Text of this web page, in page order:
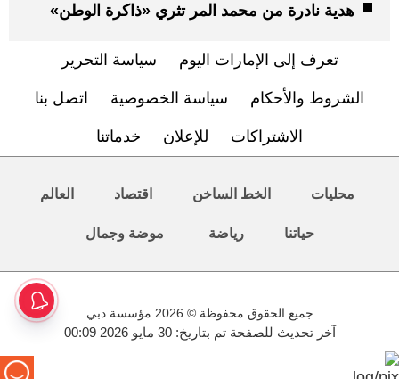
هدية نادرة من محمد المر تثري «ذاكرة الوطن»
تعرف إلى الإمارات اليوم سياسة التحرير
الشروط والأحكام سياسة الخصوصية اتصل بنا
الاشتراكات للإعلان خدماتنا
محليات الخط الساخن اقتصاد العالم
حياتنا رياضة موضة وجمال
جميع الحقوق محفوظة © 2026 مؤسسة دبي
آخر تحديث للصفحة تم بتاريخ: 30 مايو 2026 00:09